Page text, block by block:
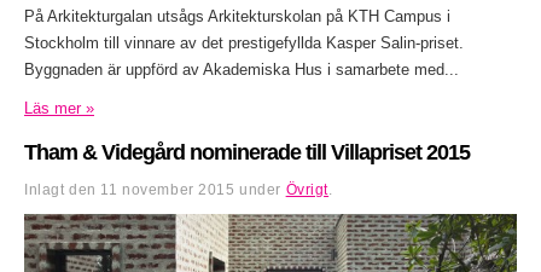
På Arkitekturgalan utsågs Arkitekturskolan på KTH Campus i
Stockholm till vinnare av det prestigefyllda Kasper Salin-priset.
Byggnaden är uppförd av Akademiska Hus i samarbete med...
Läs mer »
Tham & Videgård nominerade till Villapriset 2015
Inlagt den 11 november 2015 under Övrigt